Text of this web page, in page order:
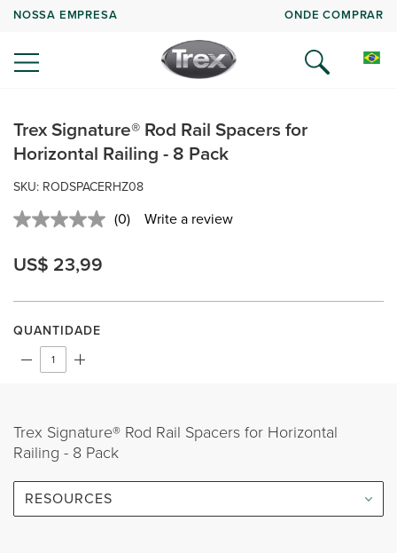
NOSSA EMPRESA ONDE COMPRAR
Trex Signature® Rod Rail Spacers for
Horizontal Railing - 8 Pack
SKU: RODSPACERHZ08
No
link.
(0) Write a review
US$ 23,99
QUANTIDADE
Trex Signature® Rod Rail Spacers for Horizontal
Railing - 8 Pack
RESOURCES